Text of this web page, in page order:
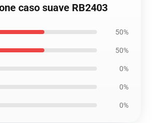
caso suave RB2403
50%
50%
0%
0%
0%